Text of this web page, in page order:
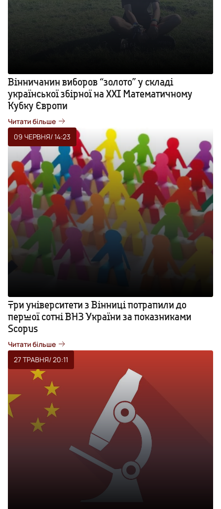
Вінничанин виборов “золото” у складі
української збірної на ХХІ Математичному
Кубку Європи
Читати більше
09 ЧЕРВНЯ/ 14:23
Три університети з Вінниці потрапили до
першої сотні ВНЗ України за показниками
Scopus
Читати більше
27 ТРАВНЯ/ 20:11